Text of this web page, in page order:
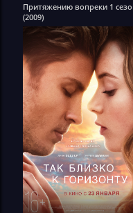
Притяжению вопреки 1
(2009)